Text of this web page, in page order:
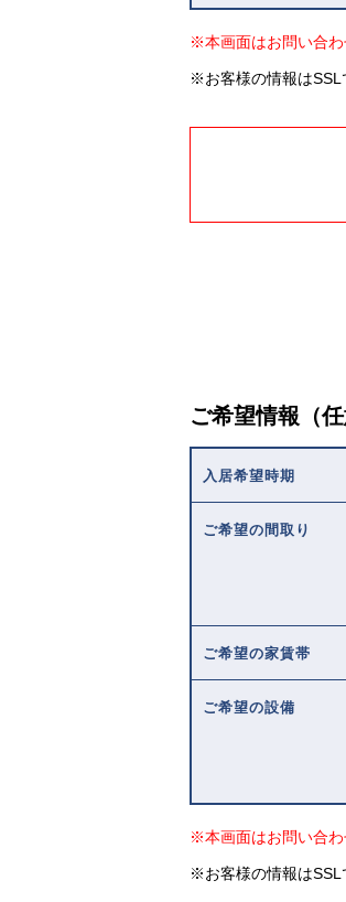
※本画面はお問い合わ
※お客様の情報はSSL
ご希望情報（任
入居希望時期
ご希望の間取り
ご希望の家賃帯
ご希望の設備
※本画面はお問い合わ
※お客様の情報はSSL